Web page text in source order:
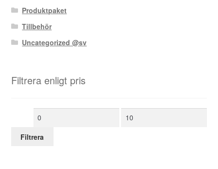
Produktpaket
Tillbehör
Uncategorized @sv
Filtrera enligt pris
Min
Max
Filtrera